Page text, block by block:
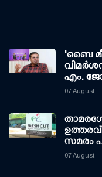
'ബൈ മീ
എം.
07 August
സമരം
07 August